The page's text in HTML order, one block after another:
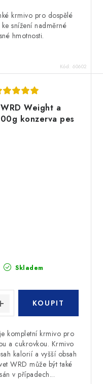
krmivo pro dospělé
snížení nadměrné
hmotnosti.
Kód: 60602
Weight a
konzerva pes
Skladem
kompletní krmivo pro
a cukrovkou. Krmivo
kalorií a vyšší obsah
WRD může být také
v případech...